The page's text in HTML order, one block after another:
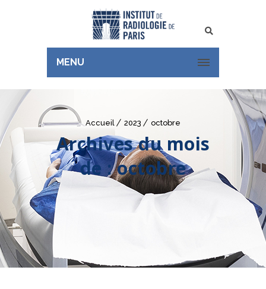
Rechercher
MENU
Accueil 2023 octobre
Archives du mois
de : octobre